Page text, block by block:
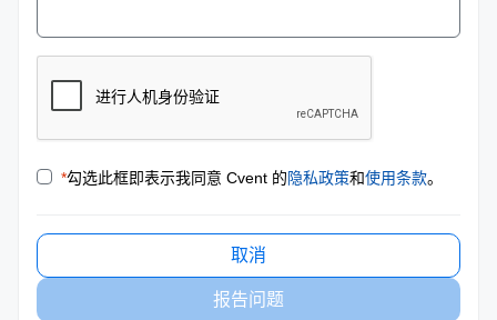
*勾选此框即表示我同意 Cvent 的隐私政策和使用条款。
取消
报告问题